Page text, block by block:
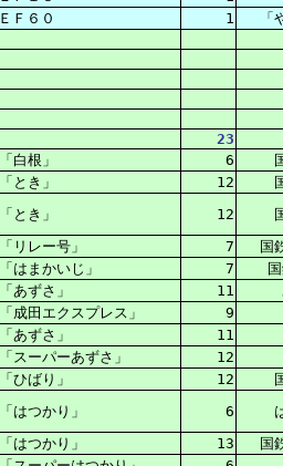
ＥＦ６０ 1
23
「白根」 6
「とき」 12
「とき」 12
「リレー号」 7 国
「はまかいじ」 7
「あずさ」 11
「成田エクスプレス」 9
「あずさ」 11
「スーパーあずさ」 12
「ひばり」 12
「はつかり」 6
「はつかり」 13 国